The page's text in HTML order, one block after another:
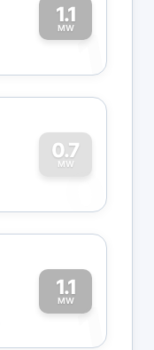
1.1
MW1
0.7
MW
0
1.1
MW1